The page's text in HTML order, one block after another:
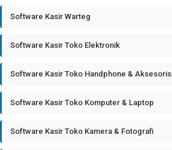
Software Kasir Warteg
Software Kasir Toko Elektronik
Software Kasir Toko Handphone & Aksesoris
Software Kasir Toko Komputer & Laptop
Software Kasir Toko Kamera & Fotografi